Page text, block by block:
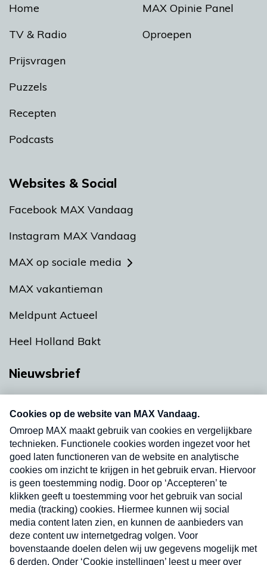
Home
TV & Radio
Prijsvragen
Puzzels
Recepten
Podcasts
MAX Opinie Panel
Oproepen
Websites & Social
Facebook MAX Vandaag
Instagram MAX Vandaag
MAX op sociale media
MAX vakantieman
Meldpunt Actueel
Heel Holland Bakt
Nieuwsbrief
nieuwsbrief. Elke vrijdag- en dinsdagochtend in
uw mailbox.
Verzend